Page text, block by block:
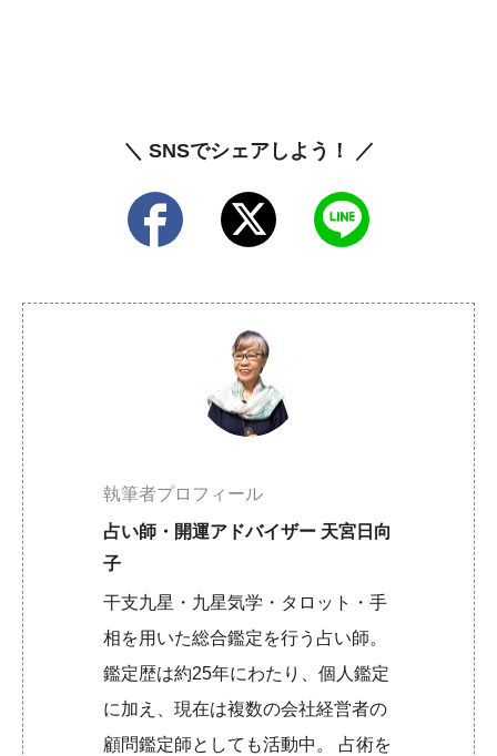
＼ SNSでシェアしよう！ ／
執筆者プロフィール
占い師・開運アドバイザー 天宮日向
子
干支九星・九星気学・タロット・手
相を用いた総合鑑定を行う占い師。
鑑定歴は約25年にわたり、個人鑑定
に加え、現在は複数の会社経営者の
顧問鑑定師としても活動中。 占術を